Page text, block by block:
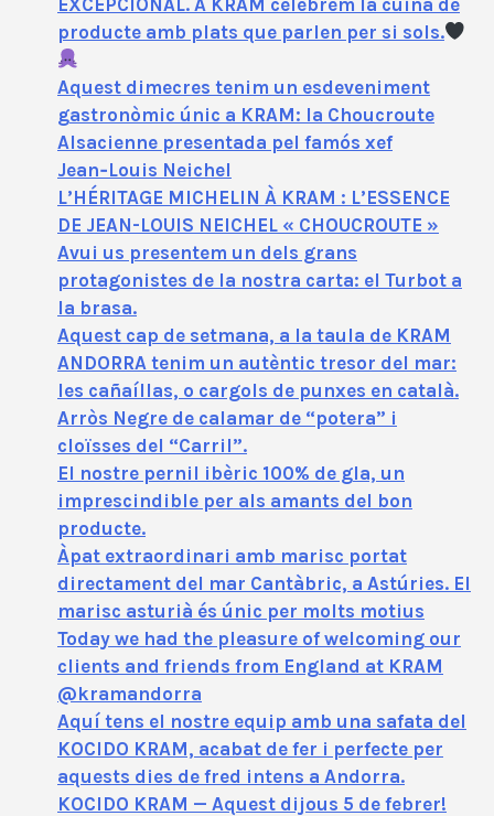
producte amb plats que parlen per si sols.
Aquest dimecres tenim un esdeveniment
gastronòmic únic a KRAM: la Choucroute
Alsacienne presentada pel famós xef
Jean‑Louis Neichel
L’HÉRITAGE MICHELIN À KRAM : L’ESSENCE
DE JEAN-LOUIS NEICHEL « CHOUCROUTE »
Avui us presentem un dels grans
protagonistes de la nostra carta: el Turbot a
la brasa.
Aquest cap de setmana, a la taula de KRAM
ANDORRA tenim un autèntic tresor del mar:
les cañaíllas, o cargols de punxes en català.
Arròs Negre de calamar de “potera” i
cloïsses del “Carril”.
El nostre pernil ibèric 100% de gla, un
imprescindible per als amants del bon
producte.
Àpat extraordinari amb marisc portat
directament del mar Cantàbric, a Astúries. El
marisc asturià és únic per molts motius
Today we had the pleasure of welcoming our
clients and friends from England at KRAM
@kramandorra
Aquí tens el nostre equip amb una safata del
KOCIDO KRAM, acabat de fer i perfecte per
aquests dies de fred intens a Andorra.
KOCIDO KRAM — Aquest dijous 5 de febrer!